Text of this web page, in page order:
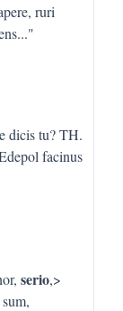
ruri
..."
dicis tu? TH.
facinus
serio,>